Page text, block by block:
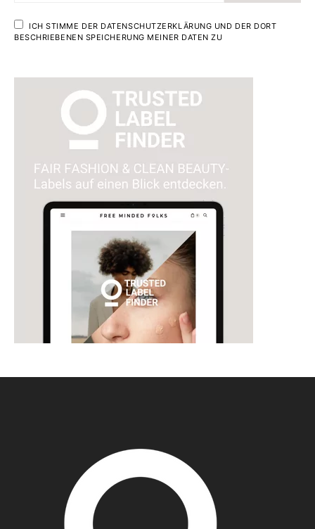
ICH STIMME DER DATENSCHUTZERKLÄRUNG UND DER DORT
BESCHRIEBENEN SPEICHERUNG MEINER DATEN ZU